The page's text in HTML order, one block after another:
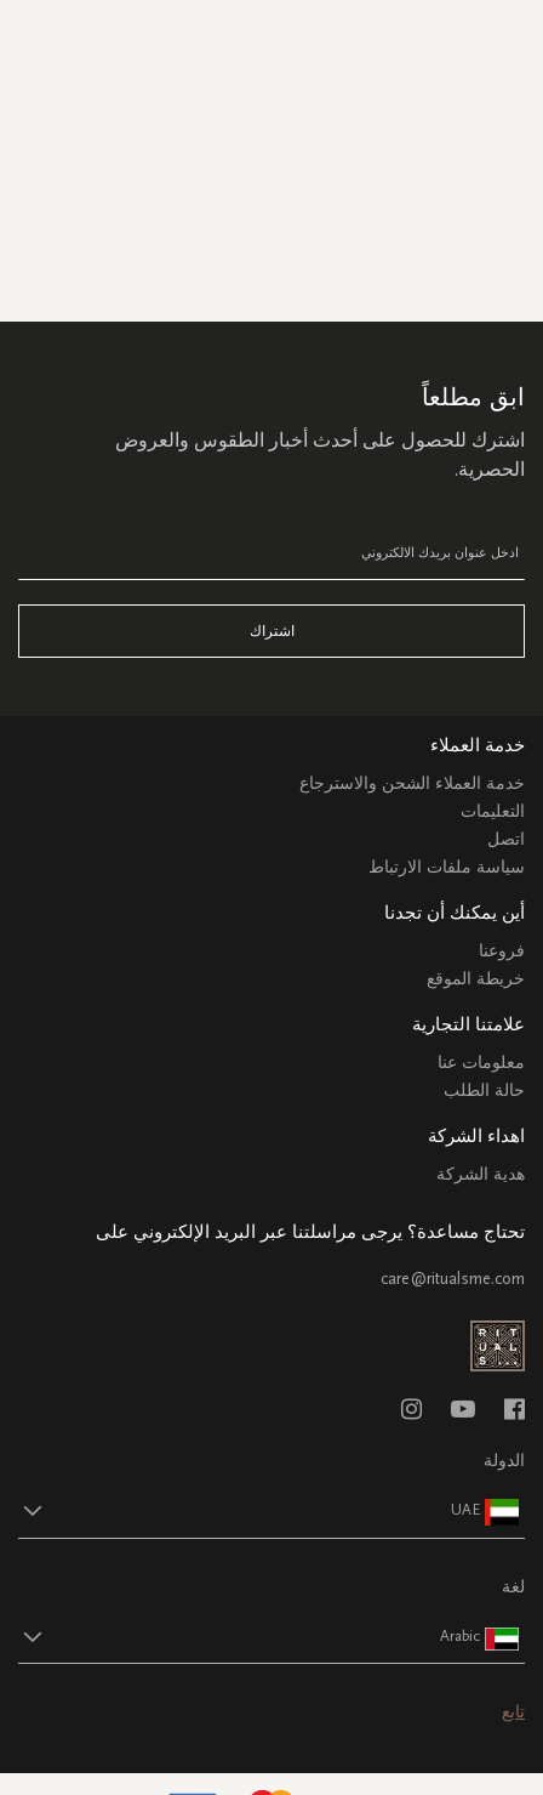
ابق مطلعاً
اشترك للحصول على أحدث أخبار الطقوس والعروض
الحصرية.
اشتراك
خدمة العملاء
خدمة العملاء الشحن والاسترجاع
التعليمات
اتصل
سياسة ملفات الارتباط
أين يمكنك أن تجدنا
فروعنا
خريطة الموقع
علامتنا التجارية
معلومات عنا
حالة الطلب
اهداء الشركة
هدية الشركة
تحتاج مساعدة؟ يرجى مراسلتنا عبر البريد الإلكتروني على
care@ritualsme.com
الدولة
UAE
لغة
Arabic
تابع